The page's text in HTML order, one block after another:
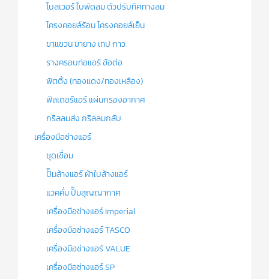
โบลเวอร์ ใบพัดลม ตัวปรับทิศทางลม
โครงคอยล์ร้อน โครงคอยล์เย็น
ขาแขวน ขายาง เทป กาว
รางครอบท่อแอร์ ข้อต่อ
ฟิตติ้ง (ทองแดง/ทองเหลือง)
ฟิลเตอร์แอร์ แผ่นกรองอากาศ
กริลลมส่ง กริลลมกลับ
เครื่องมือช่างแอร์
ชุดเชื่อม
ปั๊มล้างแอร์ ผ้าใบล้างแอร์
แวคคั่ม ปั๊มสุญญากาศ
เครื่องมือช่างแอร์ Imperial
เครื่องมือช่างแอร์ TASCO
เครื่องมือช่างแอร์ VALUE
เครื่องมือช่างแอร์ SP